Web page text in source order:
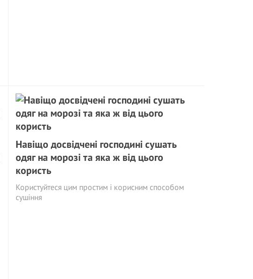
Навіщо досвідчені господині сушать
одяг на морозі та яка ж від цього
користь
Користуйтеся цим простим і корисним способом
сушіння